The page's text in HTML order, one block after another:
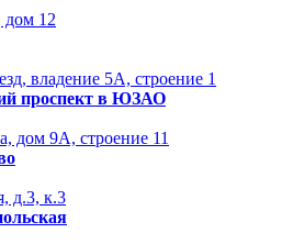
дом 12
владение 5А, строение 1
проспект в ЮЗАО
дом 9A, строение 11
д.3, к.3